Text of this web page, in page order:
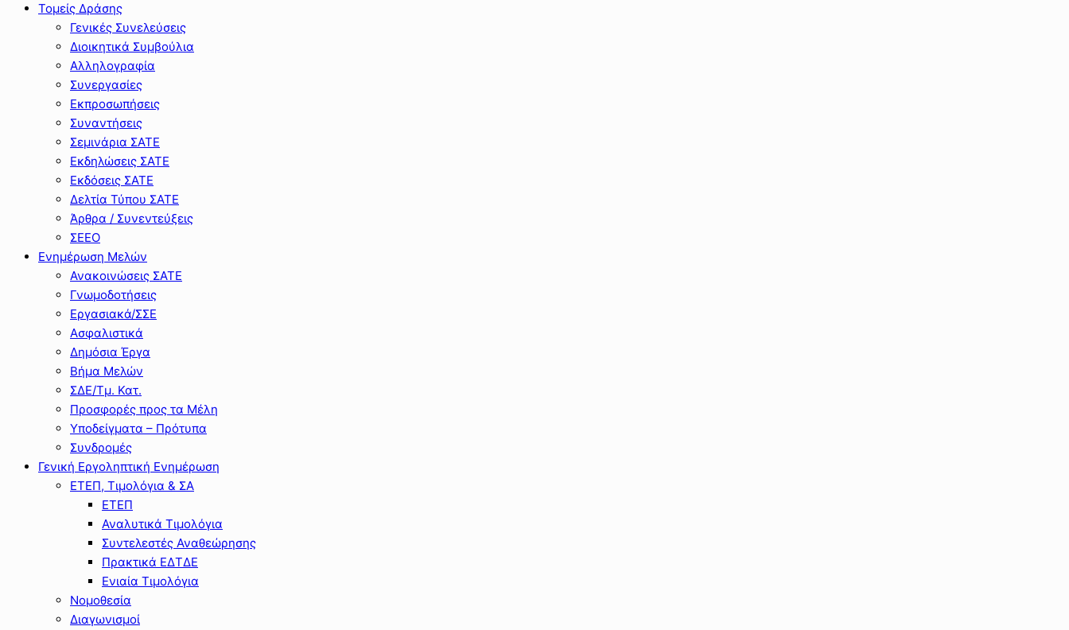
Τομείς Δράσης
Γενικές Συνελεύσεις
Διοικητικά Συμβούλια
Αλληλογραφία
Συνεργασίες
Εκπροσωπήσεις
Συναντήσεις
Σεμινάρια ΣΑΤΕ
Εκδηλώσεις ΣΑΤΕ
Εκδόσεις ΣΑΤΕ
Δελτία Τύπου ΣΑΤΕ
Άρθρα / Συνεντεύξεις
ΣΕΕΟ
Ενημέρωση Μελών
Ανακοινώσεις ΣΑΤΕ
Γνωμοδοτήσεις
Εργασιακά/ΣΣΕ
Ασφαλιστικά
Δημόσια Έργα
Βήμα Μελών
ΣΔΕ/Τμ. Κατ.
Προσφορές προς τα Μέλη
Υποδείγματα – Πρότυπα
Συνδρομές
Γενική Εργοληπτική Ενημέρωση
ΕΤΕΠ, Τιμολόγια & ΣΑ
ΕΤΕΠ
Αναλυτικά Τιμολόγια
Συντελεστές Αναθεώρησης
Πρακτικά ΕΔΤΔΕ
Ενιαία Τιμολόγια
Νομοθεσία
Διαγωνισμοί